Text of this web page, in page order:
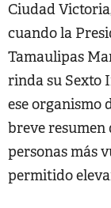
Ciudad
cuando la
Tamaulipas
rinda su Sexto
ese organismo
breve resumen
personas más
permitido